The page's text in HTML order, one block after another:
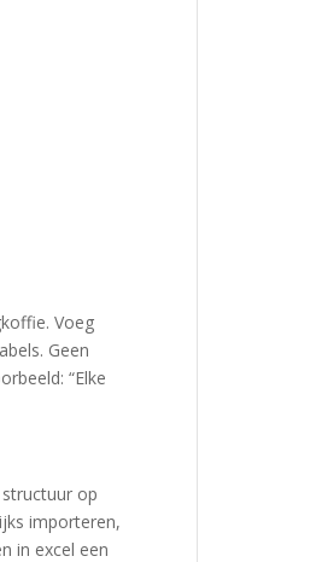
Voeg
Geen
“Elke
op
importeren,
in excel een